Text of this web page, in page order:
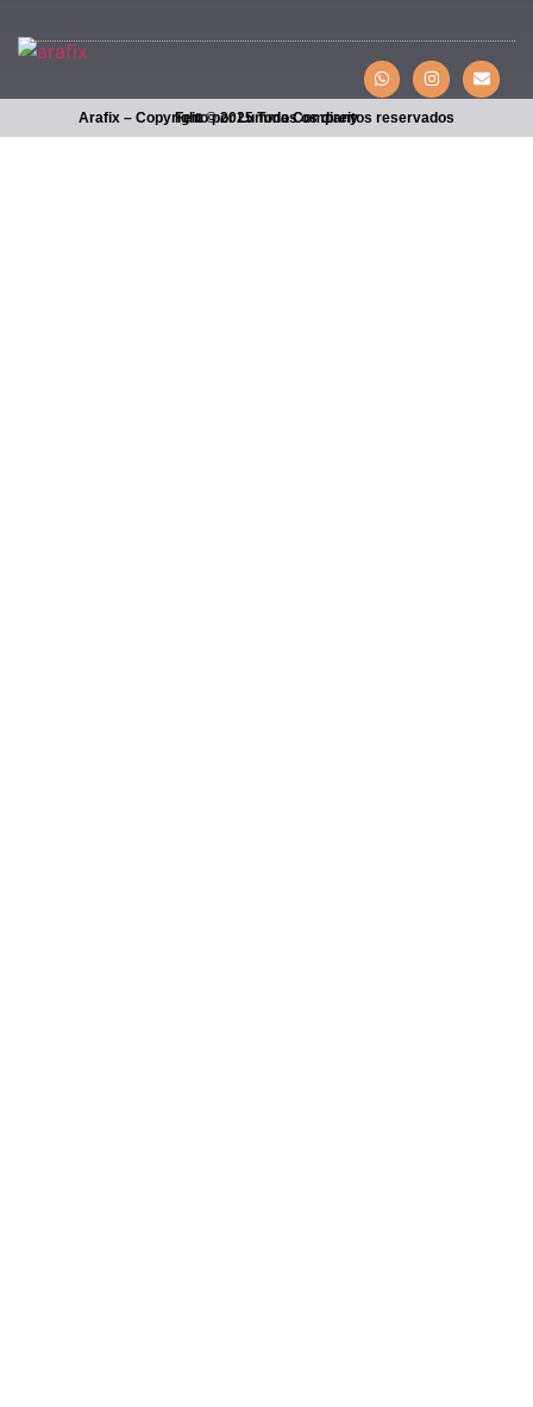
Arafix – Copyright © 2025 Todos os direitos reservados
Feito por Lumma Company